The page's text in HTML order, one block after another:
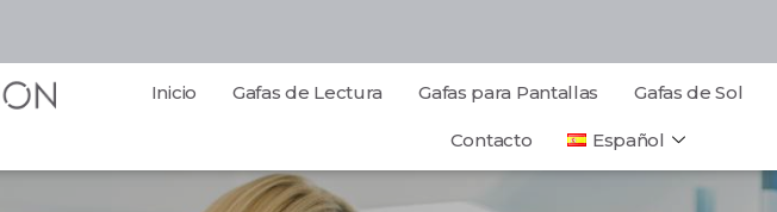
Inicio Gafas de Lectura Gafas para Pantallas Gafas de Sol
Contacto Español